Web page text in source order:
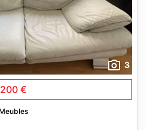
3
200 €
Meubles